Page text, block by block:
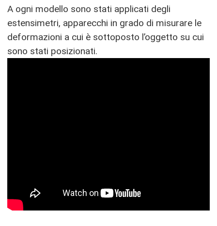
A ogni modello sono stati applicati degli
estensimetri, apparecchi in grado di misurare le
deformazioni a cui è sottoposto l’oggetto su cui
sono stati posizionati.